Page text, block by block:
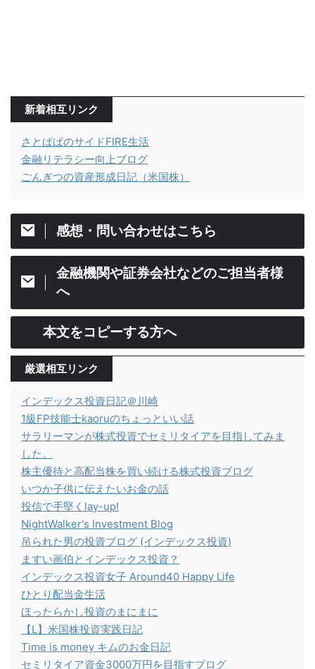
新着相互リンク
さとぱぱのサイドFIRE生活
金融リテラシー向上ブログ
ごんぎつの資産形成日記（米国株）
感想・問い合わせはこちら
金融機関や証券会社などのご担当者様
へ
本文をコピーする方へ
厳選相互リンク
インデックス投資日記＠川崎
1級FP技能士kaoruのちょっといい話
サラリーマンが株式投資でセミリタイアを目指してみま
した。
株主優待と高配当株を買い続ける株式投資ブログ
いつか子供に伝えたいお金の話
投信で手堅くlay-up!
NightWalker's Investment Blog
吊られた男の投資ブログ (インデックス投資)
ますい画伯とインデックス投資？
インデックス投資女子 Around40 Happy Life
ひとり配当金生活
ほったらかし投資のまにまに
【L】米国株投資実践日記
Time is money キムのお金日記
セミリタイア資金3000万円を目指すブログ